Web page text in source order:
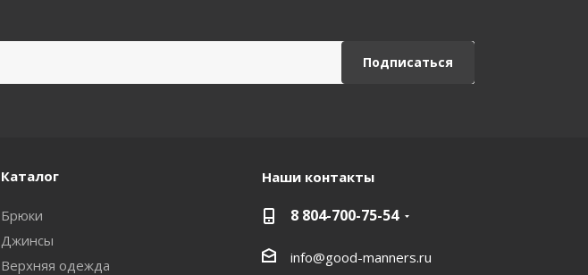
Каталог
Брюки
Джинсы
Верхняя одежда
Наши контакты
8 804-700-75-54
info@good-manners.ru